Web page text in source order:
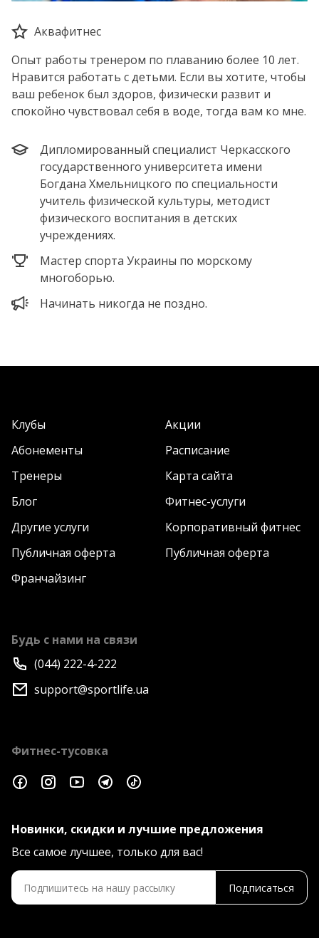
Аквафитнес
Опыт работы тренером по плаванию более 10 лет.
Нравится работать с детьми. Если вы хотите, чтобы
ваш ребенок был здоров, физически развит и
спокойно чувствовал себя в воде, тогда вам ко мне.
Дипломированный специалист Черкасского
государственного университета имени
Богдана Хмельницкого по специальности
учитель физической культуры, методист
физического воспитания в детских
учреждениях.
Мастер спорта Украины по морскому
многоборью.
Начинать никогда не поздно.
Клубы
Акции
Абонементы
Расписание
Тренеры
Карта сайта
Блог
Фитнес-услуги
Другие услуги
Корпоративный фитнес
Публичная оферта
Публичная оферта
Франчайзинг
Будь с нами на связи
(044) 222-4-222
support@sportlife.ua
Фитнес-тусовка
Новинки, скидки и лучшие предложения
Все самое лучшее, только для вас!
Подписаться